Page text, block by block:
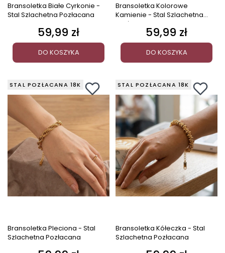
Bransoletka Białe Cyrkonie -
Stal Szlachetna Pozłacana
Cena
59,99 zł
DO KOSZYKA
Bransoletka Kolorowe
Kamienie - Stal Szlachetna
Pozłacana
Cena
59,99 zł
DO KOSZYKA
STAL POZŁACANA 18K
Bransoletka Pleciona - Stal
Szlachetna Pozłacana
STAL POZŁACANA 18K
Bransoletka Kółeczka - Stal
Szlachetna Pozłacana